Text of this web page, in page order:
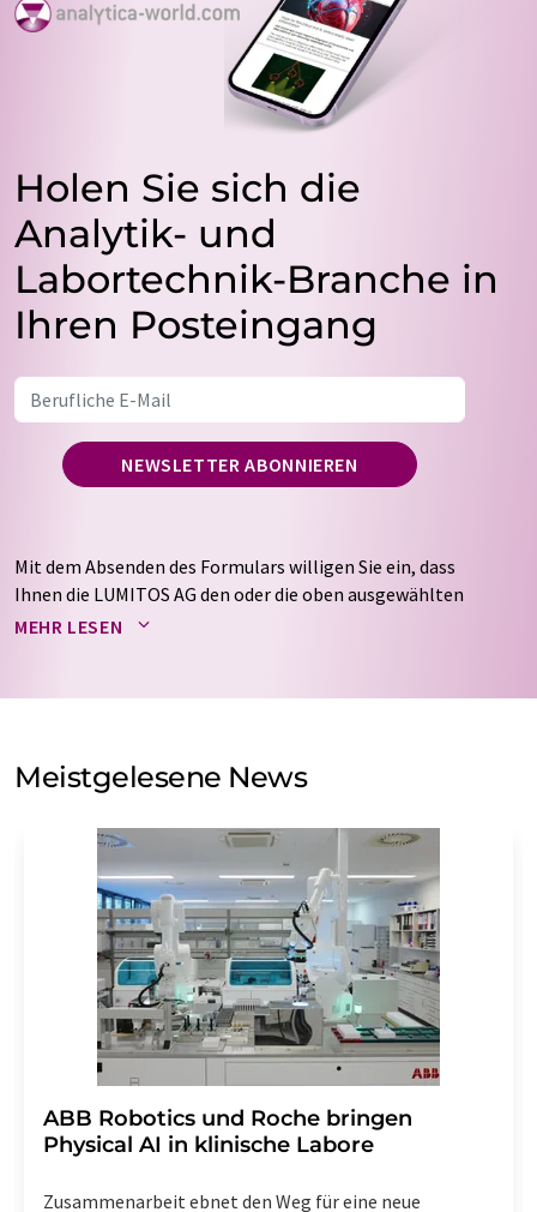
Holen Sie sich die
Analytik- und
Labortechnik-Branche in
Ihren Posteingang
NEWSLETTER ABONNIEREN
Mit dem Absenden des Formulars willigen Sie ein, dass
Ihnen die LUMITOS AG den oder die oben ausgewählten
Newsletter per E-Mail zusendet. Ihre Daten werden
auf Basis unsererDatenschutzerklärung. LUMITOS darf
Meinungsforschung per E-Mail kontaktieren. Ihre
Einwilligung können Sie jederzeit ohne Angabe von
Str. 2, 12489 Berlin oder per E-Mail unter
widerruf@lumitos.commit Wirkung für die Zukunft
widerrufen. Zudem ist in jeder E-Mail ein Link zur
Abbestellung des entsprechenden Newsletters
enthalten.
MEHR LESEN
Meistgelesene News
​​​​​​​ABB Robotics und Roche bringen
Physical AI in klinische Labore
Zusammenarbeit ebnet den Weg für eine neue